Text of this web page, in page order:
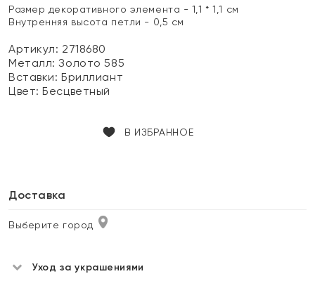
Размер декоративного элемента - 1,1 * 1,1 см
Внутренняя высота петли - 0,5 см
Артикул: 2718680
Металл:Золото 585
Вставки:Бриллиант
Цвет:Бесцветный
В ИЗБРАННОЕ
Доставка
Выберите город
Уход за украшениями